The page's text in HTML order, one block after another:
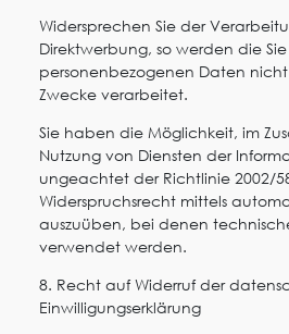
Widersprechen Sie der
Direktwerbung, so werden die
personenbezogenen Daten
Zwecke verarbeitet.
Sie haben die Möglichkeit, im
Nutzung von Diensten der
ungeachtet der Richtlinie 2002/
Widerspruchsrecht mittels
auszuüben, bei denen
verwendet werden.
8. Recht auf Widerruf der
Einwilligungserklärung